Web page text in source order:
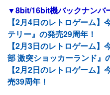
▼8bit/16bit機バックナンバ
【2月4日のレトロゲーム
テリー』の発売29周年！
【2月3日のレトロゲーム
部 激突ショッカーランド』
【2月2日のレトロゲーム
売39周年！